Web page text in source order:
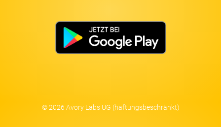
© 2026 Avory Labs UG (haftungsbeschränkt)